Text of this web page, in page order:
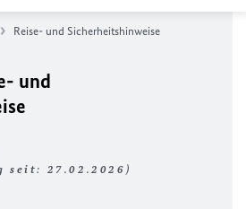
Reise- und Sicherheitshinweise
und
27.02.2026)